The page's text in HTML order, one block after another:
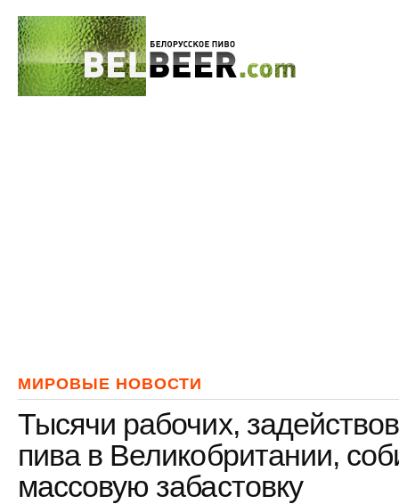
МИРОВЫЕ НОВОСТИ
Тысячи рабочих,
пива в Великобритании,
массовую забастовку